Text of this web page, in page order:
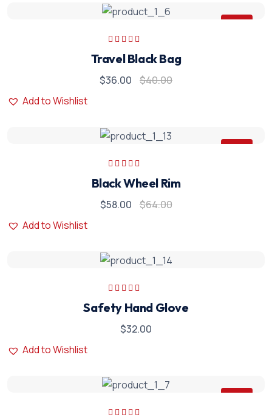
Sale
5.00oy aldı
Travel Black Bag
$36.00 $40.00
Add to Wishlist
Sale
5.00oy aldı
Black Wheel Rim
$58.00 $64.00
Add to Wishlist
5.00oy aldı
Safety Hand Glove
$32.00
Add to Wishlist
Sale